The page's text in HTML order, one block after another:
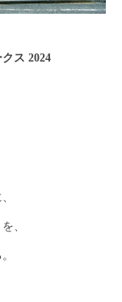
ス 2024
、